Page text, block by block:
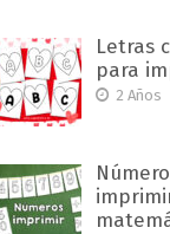
Letras
para
2 Años